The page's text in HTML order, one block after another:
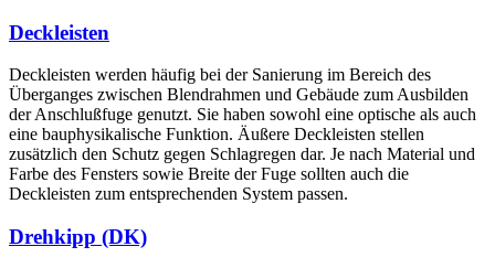
Deckleisten
Deckleisten werden häufig bei der Sanierung im Bereich des
Überganges zwischen Blendrahmen und Gebäude zum Ausbilden
der Anschlußfuge genutzt. Sie haben sowohl eine optische als auch
eine bauphysikalische Funktion. Äußere Deckleisten stellen
zusätzlich den Schutz gegen Schlagregen dar. Je nach Material und
Farbe des Fensters sowie Breite der Fuge sollten auch die
Deckleisten zum entsprechenden System passen.
Drehkipp (DK)